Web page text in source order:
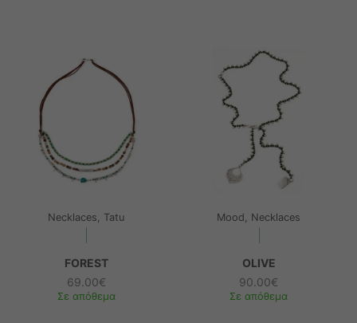
Necklaces, Tatu
FOREST
69.00€
Σε απόθεμα
Mood, Necklaces
OLIVE
90.00€
Σε απόθεμα